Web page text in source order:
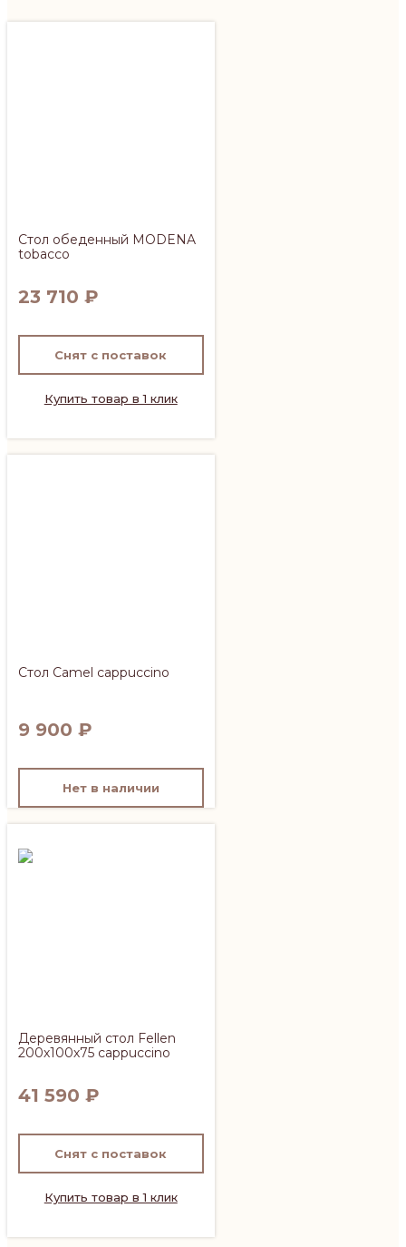
Стол обеденный MODENA
tobacco
23 710 ₽
Снят с поставок
Купить товар в 1 клик
Стол Camel cappuccino
9 900 ₽
Нет в наличии
Деревянный стол Fellen
200х100х75 cappuccino
41 590 ₽
Снят с поставок
Купить товар в 1 клик